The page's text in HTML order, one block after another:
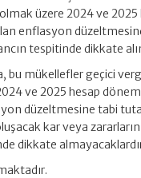
üzere 2024 ve 2025
enflasyon
tespitinde dikkate
bu mükellefler geçici
ve 2025 hesap
düzeltmesine tabi
kar veya
dikkate